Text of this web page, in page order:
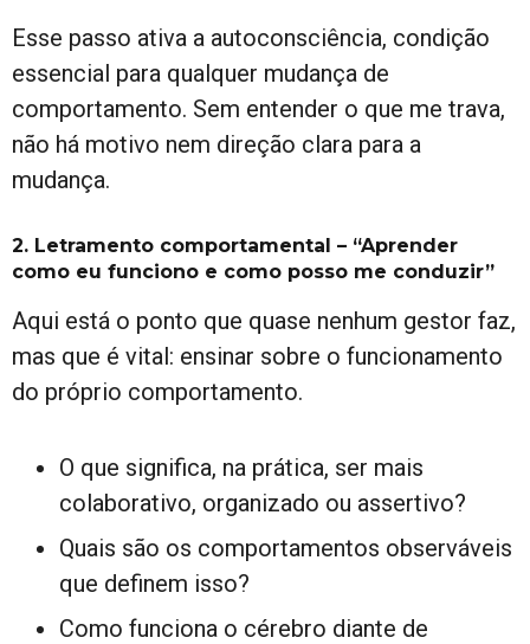
Esse passo ativa a autoconsciência, condição
essencial para qualquer mudança de
comportamento. Sem entender o que me trava,
não há motivo nem direção clara para a
mudança.
2. Letramento comportamental – “Aprender
como eu funciono e como posso me conduzir”
Aqui está o ponto que quase nenhum gestor faz,
mas que é vital: ensinar sobre o funcionamento
do próprio comportamento.
O que significa, na prática, ser mais
colaborativo, organizado ou assertivo?
Quais são os comportamentos observáveis
que definem isso?
Como funciona o cérebro diante de